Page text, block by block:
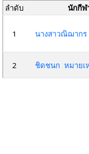
ลำดับ
นักกีฬ
1 นางสาวณิฌาก
2
ชิดชนก หมายเ